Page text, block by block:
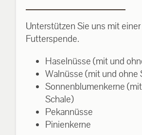
Unterstützen Sie uns mit einer
Futterspende.
Haselnüsse (mit und
Walnüsse (mit und ohne
Sonnenblumenkerne
Schale)
Pekannüsse
Pinienkerne